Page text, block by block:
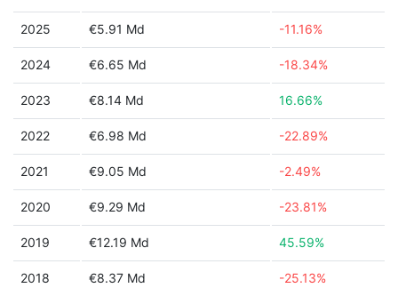
2025 €5.91 Md -11.16%
2024 €6.65 Md -18.34%
2023 €8.14 Md 16.66%
2022 €6.98 Md -22.89%
2021 €9.05 Md -2.49%
2020 €9.29 Md -23.81%
2019 €12.19 Md 45.59%
2018 €8.37 Md -25.13%